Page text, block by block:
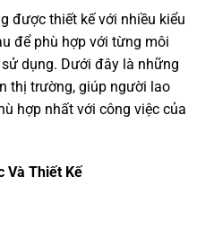
được thiết kế với nhiều kiểu
để phù hợp với từng môi
dụng. Dưới đây là những
thị trường, giúp người lao
hợp nhất với công việc của
Và Thiết Kế